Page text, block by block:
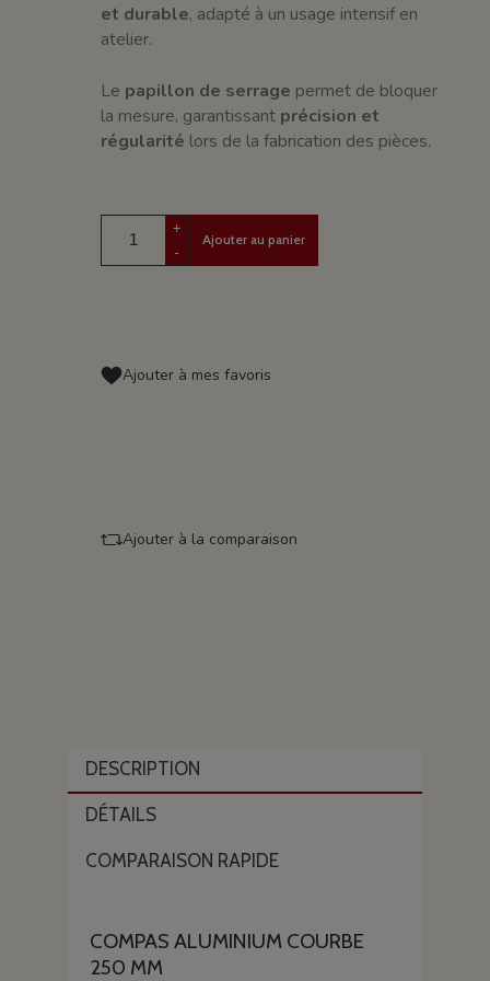
et durable, adapté à un usage intensif en
atelier.
Le papillon de serrage permet de bloquer
la mesure, garantissant précision et
régularité lors de la fabrication des pièces.
+
-
Ajouter au panier
Ajouter à mes favoris
Ajouter à la comparaison
DESCRIPTION
DÉTAILS
COMPARAISON RAPIDE
COMPAS ALUMINIUM COURBE
250 MM